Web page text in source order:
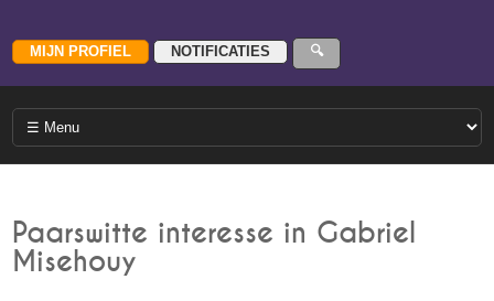
Paarswitte interesse in Gabriel
Misehouy